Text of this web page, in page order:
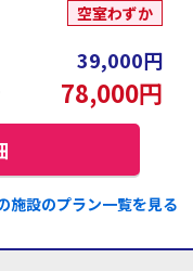
空室わずか
39,000円
78,000円
施設のプラン一覧を見る